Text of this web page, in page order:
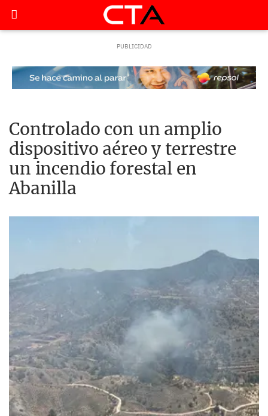
Controlado con un amplio
dispositivo aéreo y terrestre
un incendio forestal en
Abanilla